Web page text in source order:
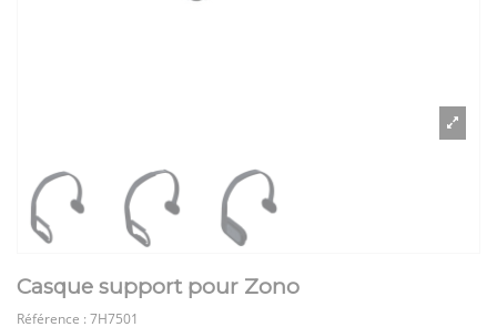
Casque support pour Zono
Référence : 7H7501